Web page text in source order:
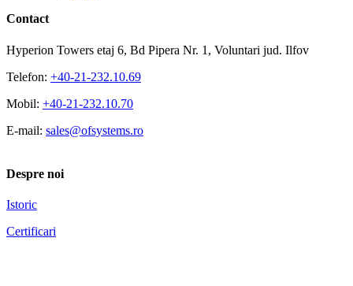
Contact
Hyperion Towers etaj 6, Bd Pipera Nr. 1, Voluntari jud. Ilfov
Telefon: +40-21-232.10.69
Mobil: +40-21-232.10.70
E-mail: sales@ofsystems.ro
Despre noi
Istoric
Certificari